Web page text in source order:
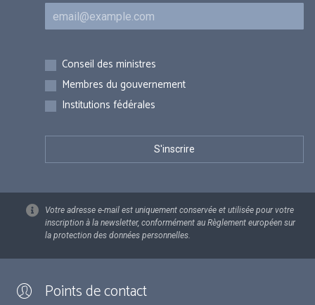
Courriel
Inscriptions
Conseil des ministres
Membres du gouvernement
Institutions fédérales
Votre adresse e-mail est uniquement conservée et utilisée pour votre
inscription à la newsletter, conformément au Règlement européen sur
la protection des données personnelles.
Points de contact